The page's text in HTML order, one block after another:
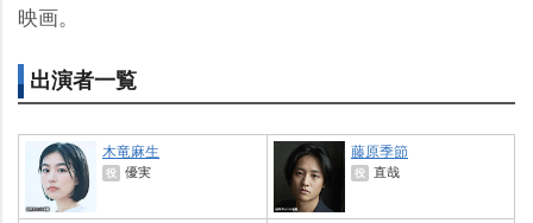
映画。
出演者一覧
木竜麻生
役 優実
藤原季節
役 直哉